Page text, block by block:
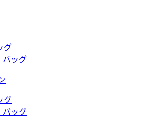
グ
バッグ
グ
バッグ